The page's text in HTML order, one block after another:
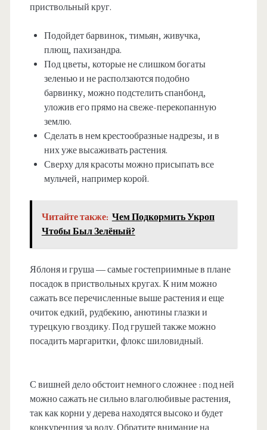
приствольный круг.
Подойдет барвинок, тимьян, живучка,
плющ, пахизандра.
Под цветы, которые не слишком богаты
зеленью и не расползаются подобно
барвинку, можно подстелить спанбонд,
уложив его прямо на свеже-перекопанную
землю.
Сделать в нем крестообразные надрезы, и в
них уже высаживать растения.
Сверху для красоты можно присыпать все
мульчей, например корой.
Читайте также: Чем Подкормить Укроп
Чтобы Был Зелёный?
Яблоня и груша — самые гостеприимные в плане
посадок в приствольных кругах. К ним можно
сажать все перечисленные выше растения и еще
очиток едкий, рудбекию, анютины глазки и
турецкую гвоздику. Под грушей также можно
посадить маргаритки, флокс шиловидный.
С вишней дело обстоит немного сложнее : под ней
можно сажать не сильно влаголюбивые растения,
так как корни у дерева находятся высоко и будет
конкуренция за воду. Обратите внимание на